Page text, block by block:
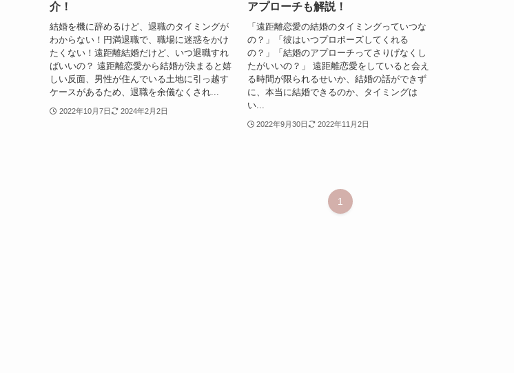
介！
結婚を機に辞めるけど、退職のタイミングが
わからない！円満退職で、職場に迷惑をかけ
たくない！遠距離結婚だけど、いつ退職すれ
ばいいの？ 遠距離恋愛から結婚が決まると嬉
しい反面、男性が住んでいる土地に引っ越す
ケースがあるため、退職を余儀なくされ...
2022年10月7日 2024年2月2日
アプローチも解説！
「遠距離恋愛の結婚のタイミングっていつな
の？」「彼はいつプロポーズしてくれる
の？」「結婚のアプローチってさりげなくし
たがいいの？」 遠距離恋愛をしていると会え
る時間が限られるせいか、結婚の話ができず
に、本当に結婚できるのか、タイミングは
い...
2022年9月30日 2022年11月2日
1